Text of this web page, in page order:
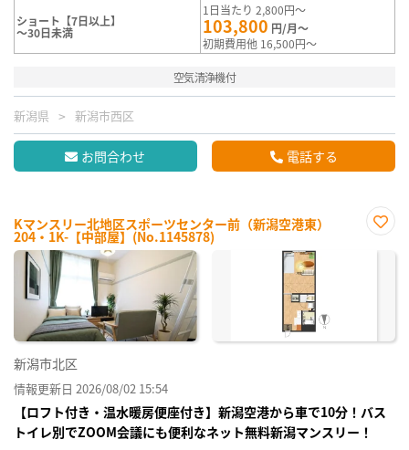
ショート【7日以上】
～30日未満
1日当たり 2,800円～
103,800 円/月～
初期費用他 16,500円～
空気清浄機付
新潟県 新潟市西区
お問合わせ 電話する
Kマンスリー北地区スポーツセンター前（新潟空港東）
204・1K-【中部屋】(No.1145878)
に入
新潟市北区
情報更新日 2026/08/02 15:54
【ロフト付き・温水暖房便座付き】新潟空港から車で10分！バス
トイレ別でZOOM会議にも便利なネット無料新潟マンスリー！